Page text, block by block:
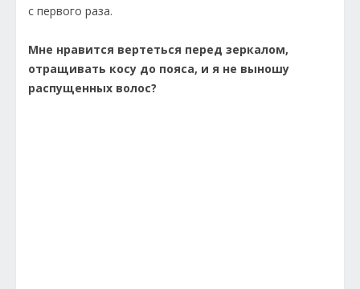
с первого раза.
Мне нравится вертеться перед зеркалом,
отращивать косу до пояса, и я не выношу
распущенных волос?